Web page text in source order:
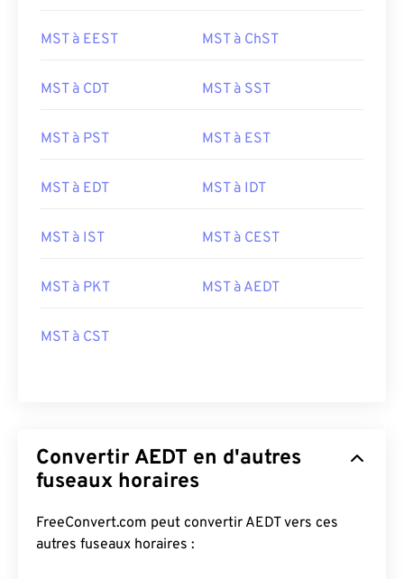
MST à EEST MST à ChST
MST à CDT MST à SST
MST à PST MST à EST
MST à EDT MST à IDT
MST à IST MST à CEST
MST à PKT MST à AEDT
MST à CST
Convertir AEDT en d'autres
fuseaux horaires
FreeConvert.com peut convertir AEDT vers ces
autres fuseaux horaires :